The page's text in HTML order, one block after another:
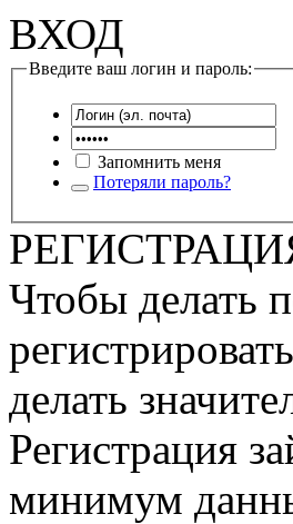
ВХОД
Введите ваш логин и пароль:
Запомнить меня
Потеряли пароль?
Чтобы делать
делать
Регистрация
минимум